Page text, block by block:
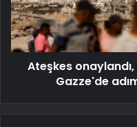
Ateşkes
Gazze'de